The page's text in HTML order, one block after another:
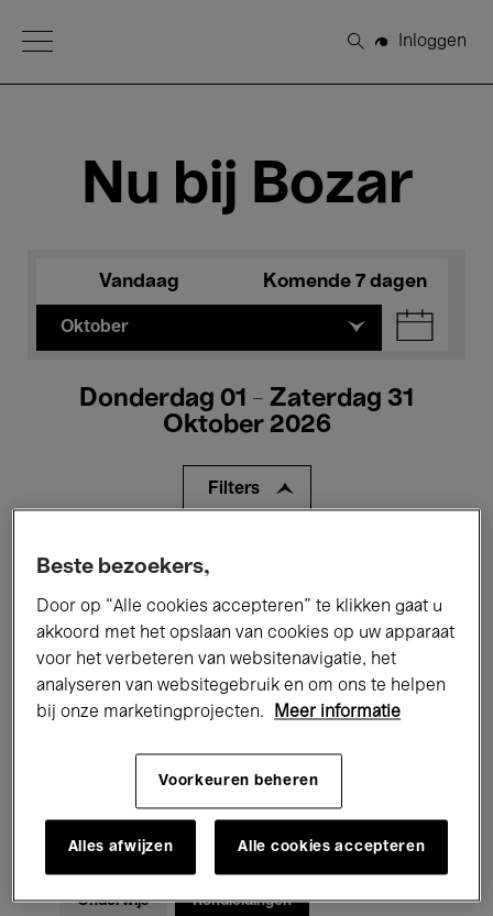
Open Menu
Zoeken
Inloggen
Nu bij Bozar
Vandaag Komende 7 dagen
Oktober
Donderdag 01 - Zaterdag 31
Oktober 2026
Filters
Alle evenementen
Tentoonstellingen Films
Performances Lezingen & Debatten
Jazz Klassieke Muziek Global Music
Voor iedereen Kids’ Palace
Onderwijs Rondleidingen
Beste bezoekers,
Door op “Alle cookies accepteren” te klikken gaat u
akkoord met het opslaan van cookies op uw apparaat
voor het verbeteren van websitenavigatie, het
analyseren van websitegebruik en om ons te helpen
bij onze marketingprojecten.
Meer informatie
Voorkeuren beheren
Alles afwijzen Alle cookies accepteren